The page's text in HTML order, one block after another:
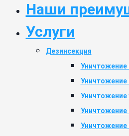
Наши
Услуги
Дезинсекция
Уничтожение
Уничтожение
Уничтожение
Уничтожение